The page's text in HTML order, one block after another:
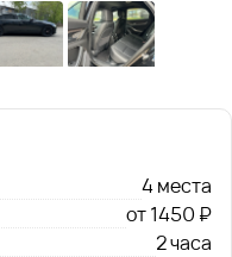
4 места
от 1450 ₽
2 часа